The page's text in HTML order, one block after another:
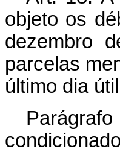
objeto os
dezembro
parcelas
último dia